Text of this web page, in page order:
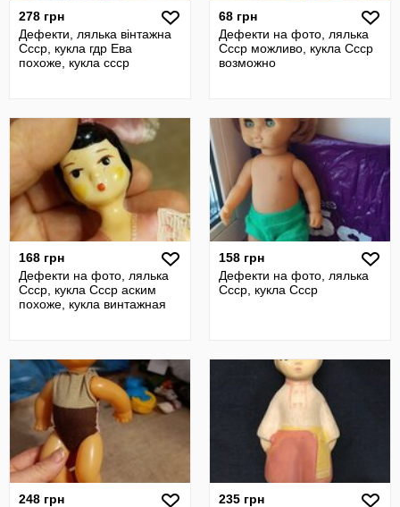
278 грн
Дефекти, лялька вінтажна
Ссср, кукла гдр Ева
похоже, кукла ссср
68 грн
Дефекти на фото, лялька
Ссср можливо, кукла Ссср
возможно
168 грн
Дефекти на фото, лялька
Ссср, кукла Ссср аским
похоже, кукла винтажная
158 грн
Дефекти на фото, лялька
Ссср, кукла Ссср
248 грн
235 грн